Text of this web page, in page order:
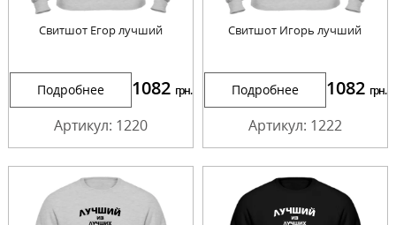
Свитшот Егор лучший
Подробнее 1082 грн.
Артикул: 1220
Свитшот Игорь лучший
Подробнее 1082 грн.
Артикул: 1222